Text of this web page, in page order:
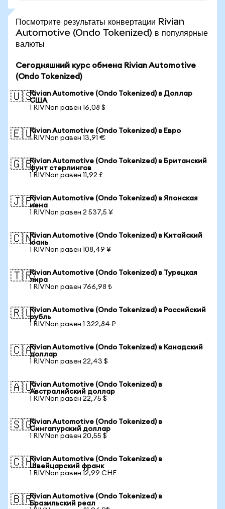
Посмотрите результаты конвертации Rivian
Automotive (Ondo Tokenized) в популярные
валюты
Сегодняшний курс обмена Rivian Automotive
(Ondo Tokenized)
🇺🇸Rivian Automotive (Ondo Tokenized) в Доллар
США
1 RIVNon равен 16,08 $
🇪🇺Rivian Automotive (Ondo Tokenized) в Евро
1 RIVNon равен 13,91 €
🇬🇧Rivian Automotive (Ondo Tokenized) в Британский
фунт стерлингов
1 RIVNon равен 11,92 £
🇯🇵Rivian Automotive (Ondo Tokenized) в Японская
иена
1 RIVNon равен 2 537,5 ¥
🇨🇳Rivian Automotive (Ondo Tokenized) в Китайский
юань
1 RIVNon равен 108,49 ¥
🇹🇷Rivian Automotive (Ondo Tokenized) в Турецкая
лира
1 RIVNon равен 766,98 ₺
🇷🇺Rivian Automotive (Ondo Tokenized) в Российский
рубль
1 RIVNon равен 1 322,84 ₽
🇨🇦Rivian Automotive (Ondo Tokenized) в Канадский
доллар
1 RIVNon равен 22,43 $
🇦🇺Rivian Automotive (Ondo Tokenized) в
Австралийский доллар
1 RIVNon равен 22,75 $
🇸🇬Rivian Automotive (Ondo Tokenized) в
Сингапурский доллар
1 RIVNon равен 20,55 $
🇨🇭Rivian Automotive (Ondo Tokenized) в
Швейцарский франк
1 RIVNon равен 12,99 CHF
🇧🇷Rivian Automotive (Ondo Tokenized) в
Бразильский реал